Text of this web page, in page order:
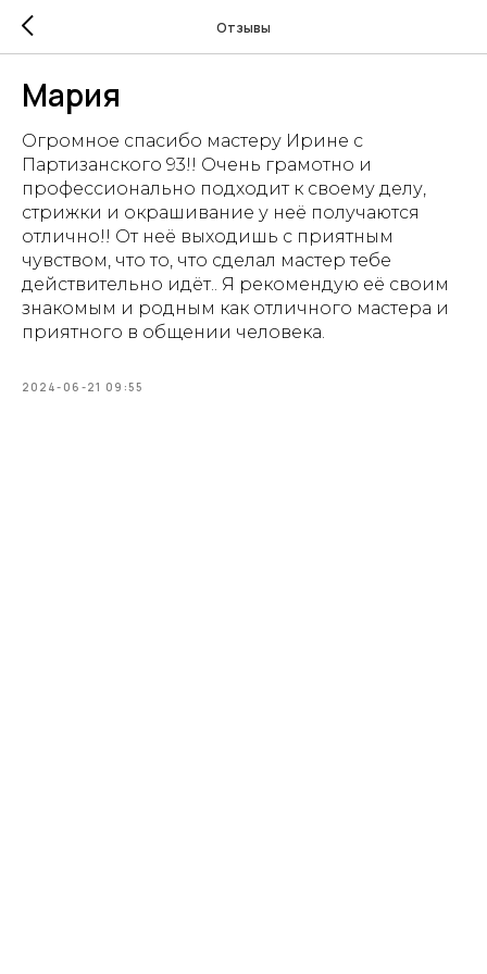
Отзывы
Мария
Огромное спасибо мастеру Ирине с
Партизанского 93!! Очень грамотно и
профессионально подходит к своему делу,
стрижки и окрашивание у неё получаются
отлично!! От неё выходишь с приятным
чувством, что то, что сделал мастер тебе
действительно идёт.. Я рекомендую её своим
знакомым и родным как отличного мастера и
приятного в общении человека.
2024-06-21 09:55